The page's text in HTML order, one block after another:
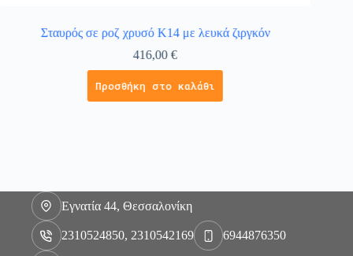
Σταυρός σε ροζ χρυσό Κ14 με λευκά ζιργκόν
416,00€
Προσθήκη στο καλάθι
Εγνατία 44, Θεσσαλονίκη
2310524850, 2310542169 6944876350